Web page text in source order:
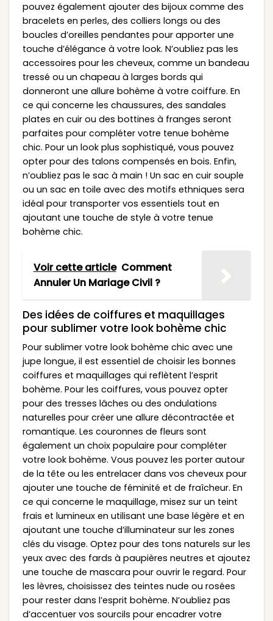
pouvez également ajouter des bijoux comme des
bracelets en perles, des colliers longs ou des
boucles d’oreilles pendantes pour apporter une
touche d’élégance à votre look. N’oubliez pas les
accessoires pour les cheveux, comme un bandeau
tressé ou un chapeau à larges bords qui
donneront une allure bohème à votre coiffure. En
ce qui concerne les chaussures, des sandales
plates en cuir ou des bottines à franges seront
parfaites pour compléter votre tenue bohème
chic. Pour un look plus sophistiqué, vous pouvez
opter pour des talons compensés en bois. Enfin,
n’oubliez pas le sac à main ! Un sac en cuir souple
ou un sac en toile avec des motifs ethniques sera
idéal pour transporter vos essentiels tout en
ajoutant une touche de style à votre tenue
bohème chic.
Voir cette article Comment
Annuler Un Mariage Civil ?
Des idées de coiffures et maquillages
pour sublimer votre look bohème chic
Pour sublimer votre look bohème chic avec une
jupe longue, il est essentiel de choisir les bonnes
coiffures et maquillages qui reflètent l’esprit
bohème. Pour les coiffures, vous pouvez opter
pour des tresses lâches ou des ondulations
naturelles pour créer une allure décontractée et
romantique. Les couronnes de fleurs sont
également un choix populaire pour compléter
votre look bohème. Vous pouvez les porter autour
de la tête ou les entrelacer dans vos cheveux pour
ajouter une touche de féminité et de fraîcheur. En
ce qui concerne le maquillage, misez sur un teint
frais et lumineux en utilisant une base légère et en
ajoutant une touche d’illuminateur sur les zones
clés du visage. Optez pour des tons naturels sur les
yeux avec des fards à paupières neutres et ajoutez
une touche de mascara pour ouvrir le regard. Pour
les lèvres, choisissez des teintes nude ou rosées
pour rester dans l’esprit bohème. N’oubliez pas
d’accentuer vos sourcils pour encadrer votre